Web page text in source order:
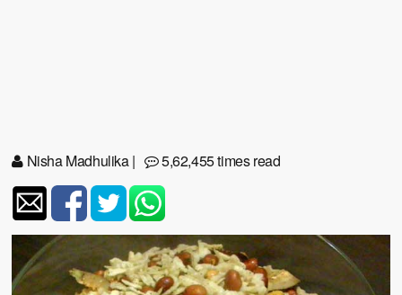
Nisha Madhulika| 5,62,455 times read